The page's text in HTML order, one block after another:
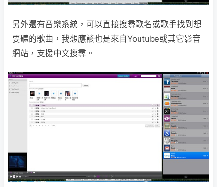
另外還有音樂系統，可以直接搜尋歌名或歌手找到想
要聽的歌曲，我想應該也是來自Youtube或其它影音
網站，支援中文搜尋。